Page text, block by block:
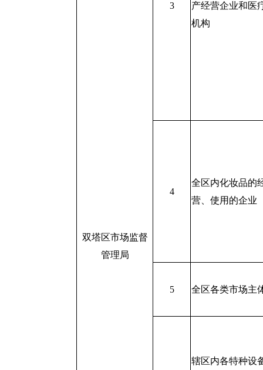
双塔区市场监督
管理局
3
产经营企业和医
机构
4
全区内化妆品的
营、使用的企业
5 全区各类市场主
辖区内各特种设